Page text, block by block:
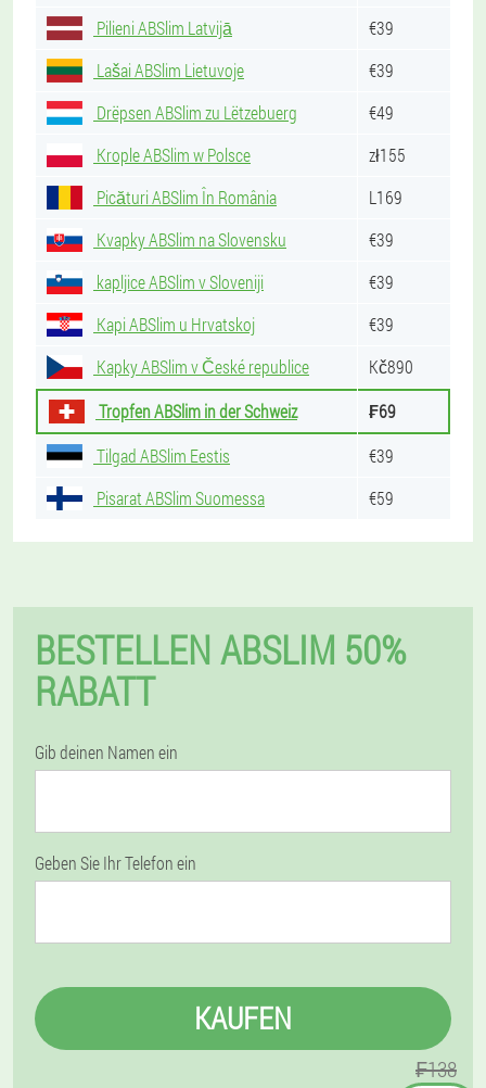
Pilieni ABSlim Latvijā
€39
Lašai ABSlim Lietuvoje
€39
Drëpsen ABSlim zu Lëtzebuerg
€49
Krople ABSlim w Polsce
zł155
Picături ABSlim În România
L169
Kvapky ABSlim na Slovensku
€39
kapljice ABSlim v Sloveniji
€39
Kapi ABSlim u Hrvatskoj
€39
Kapky ABSlim v České republice
Kč890
Tropfen ABSlim in der Schweiz
₣69
Tilgad ABSlim Eestis
€39
Pisarat ABSlim Suomessa
€59
BESTELLEN ABSLIM 50%
RABATT
Gib deinen Namen ein
Geben Sie Ihr Telefon ein
KAUFEN
₣138